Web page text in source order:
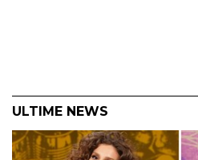
ULTIME NEWS